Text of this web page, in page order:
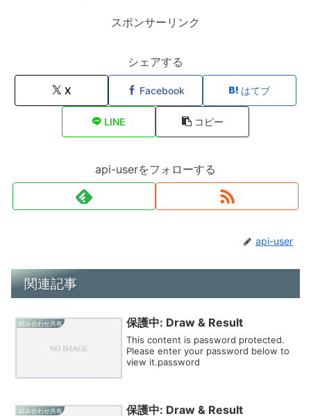
スポンサーリンク
シェアする
X Facebook はてブ
LINE コピー
api-userをフォローする
api-user
関連記事
組み合わせ共有 保護中: Draw & Result
This content is password protected.
Please enter your password below to
view it.password
組み合わせ共有 保護中: Draw & Result